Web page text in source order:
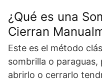
¿Qué es una
Cierran
Este es el método
sombrilla o
abrirlo o cerrarlo